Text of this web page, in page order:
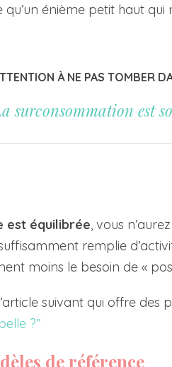
énième petit haut qui
À NE PAS TOMBER
surconsommation est
est équilibrée, vous
remplie
moins le besoin de «
suivant qui offre
?”
de référence